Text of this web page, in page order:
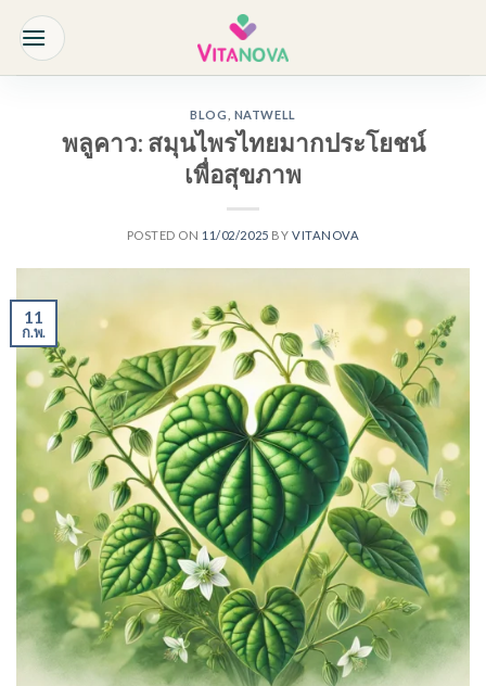
content
BLOG NATWELL
พลูคาว: สมุนไพรไทยมากประโยชน์
เพื่อสุขภาพ
POSTED ON 11/02/2025 BY VITANOVA
11
ก.พ.